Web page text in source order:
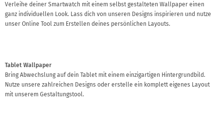
Verleihe deiner Smartwatch mit einem selbst gestalteten Wallpaper einen
ganz individuellen Look. Lass dich von unseren Designs inspirieren und nutze
unser Online Tool zum Erstellen deines persönlichen Layouts.
Tablet Wallpaper
Bring Abwechslung auf dein Tablet mit einem einzigartigen Hintergrundbild.
Nutze unsere zahlreichen Designs oder erstelle ein komplett eigenes Layout
mit unserem Gestaltungstool.